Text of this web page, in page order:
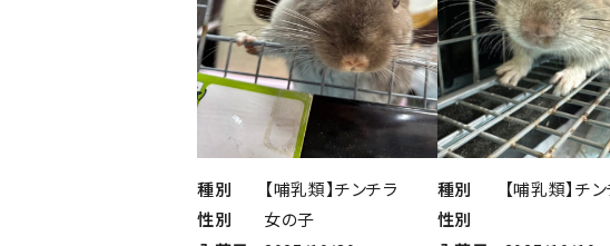
種別
【哺乳類】チンチラ
性別
女の子
種別
【哺乳類】チ
性別